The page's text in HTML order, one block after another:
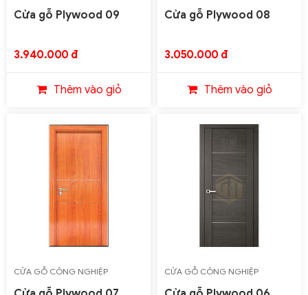
PLYWOOD
Cửa gỗ Plywood 09
3.940.000 đ
Thêm vào giỏ
PLYWOOD
Cửa gỗ Plywood 08
3.050.000 đ
Thêm vào giỏ
CỬA GỖ CÔNG NGHIỆP
PLYWOOD
CỬA GỖ CÔNG NGHIỆP
PLYWOOD